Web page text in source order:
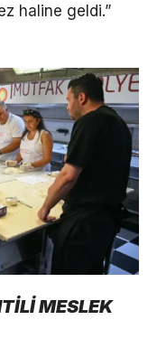
haline geldi.”
MESLEK